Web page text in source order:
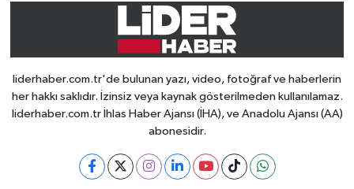
liderhaber.com.tr'de bulunan yazı, video, fotoğraf ve haberlerin
her hakkı saklıdır. İzinsiz veya kaynak gösterilmeden kullanılamaz.
liderhaber.com.tr İhlas Haber Ajansı (İHA), ve Anadolu Ajansı (AA)
abonesidir.